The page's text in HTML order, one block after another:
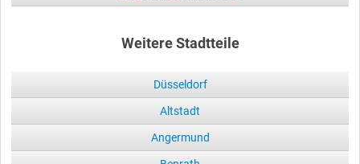
Weitere Stadtteile
Düsseldorf
Altstadt
Angermund